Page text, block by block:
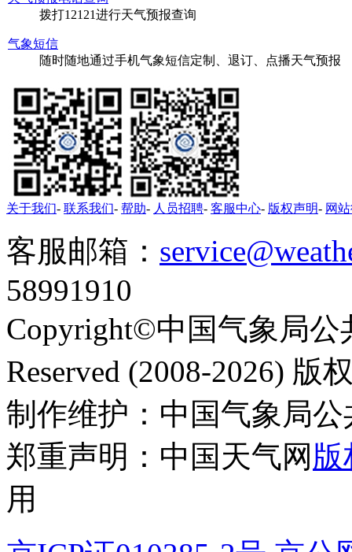
拨打12121进行天气预报查询
气象短信
随时随地通过手机气象短信定制、退订、点播天气预报
关于我们- 联系我们- 帮助- 人员招聘- 客服中心- 版权声明- 网
客服邮箱：
58991910
Copyright©中国气象局
Reserved (2008-2026) 版
制作维护：中国气象局
郑重声明：中国天气网 版
用